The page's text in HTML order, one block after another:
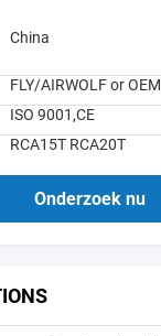
China
FLY/AIRWOLF or OEM
ISO 9001,CE
RCA15T RCA20T
Onderzoek nu